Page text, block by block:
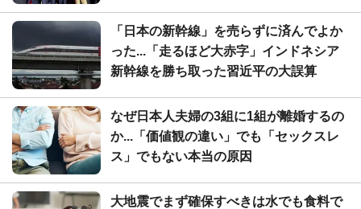
「日本の新幹線」を売らずに済んでよか
った...「走るほど大赤字」インドネシア
新幹線を勝ち取った習近平の大誤算
なぜ日本人夫婦の3組に1組が離婚するの
か...「価値観の違い」でも「セックスレ
ス」でもない本当の原因
大地震でまず確保すべきは水でも食料で